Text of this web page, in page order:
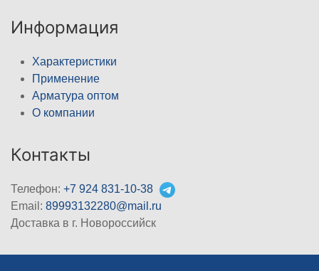
Информация
Характеристики
Применение
Арматура оптом
О компании
Контакты
Телефон: +7 924 831-10-38
Email: 89993132280@mail.ru
Доставка в г. Новороссийск